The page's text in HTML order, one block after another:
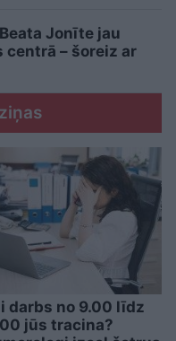
Jonīte jau
– šoreiz ar
darbs no 9.00 līdz
jūs tracina?